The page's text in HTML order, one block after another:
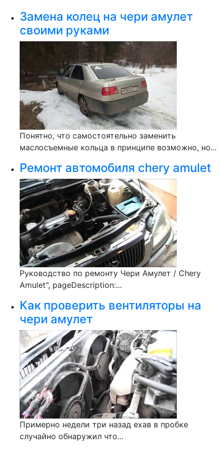
Замена колец на чери амулет
своими руками
Понятно, что самостоятельно заменить
маслосъемные кольца в принципе возможно, но...
Ремонт автомобиля chery amulet
Руководство по ремонту Чери Амулет / Chery
Amulet", pageDescription:...
Как проверить вентиляторы на
чери амулет
Примерно недели три назад ехав в пробке
случайно обнаружил что...